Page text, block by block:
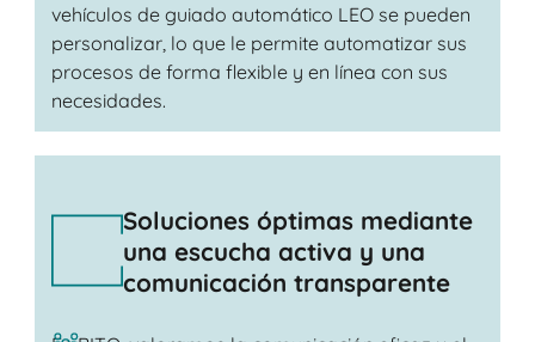
vehículos de guiado automático LEO se pueden
personalizar, lo que le permite automatizar sus
procesos de forma flexible y en línea con sus
necesidades.
Soluciones óptimas mediante
una escucha activa y una
comunicación transparente